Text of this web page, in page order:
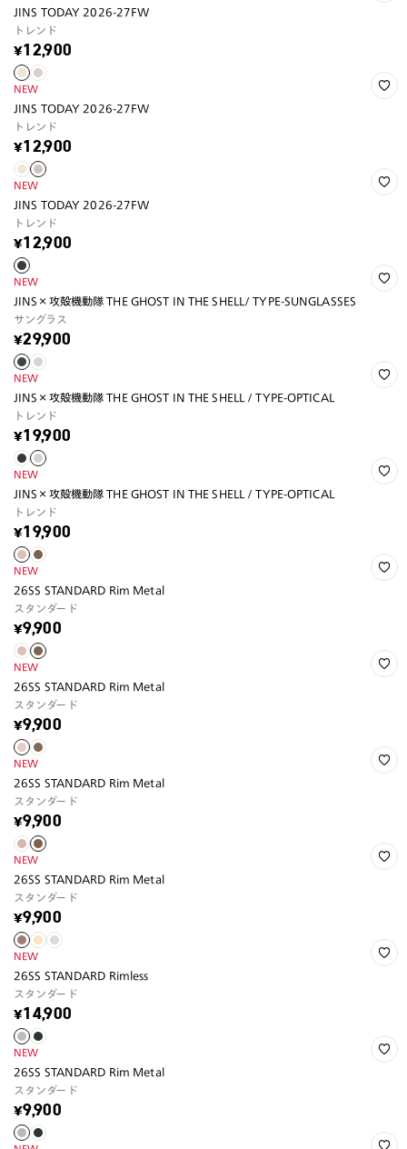
JINS TODAY 2026-27FW
トレンド
¥12,900
NEW
JINS TODAY 2026-27FW
トレンド
¥12,900
NEW
JINS TODAY 2026-27FW
トレンド
¥12,900
NEW
JINS×攻殻機動隊 THE GHOST IN THE SHELL/ TYPE-SUNGLASSES
サングラス
¥29,900
NEW
JINS×攻殻機動隊 THE GHOST IN THE SHELL / TYPE-OPTICAL
トレンド
¥19,900
NEW
JINS×攻殻機動隊 THE GHOST IN THE SHELL / TYPE-OPTICAL
トレンド
¥19,900
NEW
26SS STANDARD Rim Metal
スタンダード
¥9,900
NEW
26SS STANDARD Rim Metal
スタンダード
¥9,900
NEW
26SS STANDARD Rim Metal
スタンダード
¥9,900
NEW
26SS STANDARD Rim Metal
スタンダード
¥9,900
NEW
26SS STANDARD Rimless
スタンダード
¥14,900
NEW
26SS STANDARD Rim Metal
スタンダード
¥9,900